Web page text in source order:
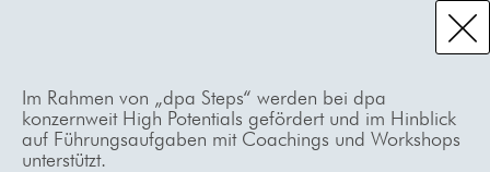
Im Rahmen von „dpa Steps“ werden bei dpa
konzernweit High Potentials gefördert und im Hinblick
auf Führungsaufgaben mit Coachings und Workshops
unterstützt.